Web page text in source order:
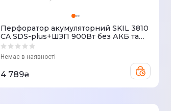
Перфоратор акумуляторний SKIL 3810
CA SDS-plus+ШЗП 900Вт без АКБ та
ЗП
Немає в наявності
4 789₴